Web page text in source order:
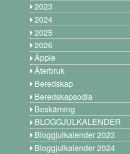
2023
2024
2025
2026
Äpple
Återbruk
Beredskap
Beredskapsodla
Beskärning
BLOGGJULKALENDER
Bloggjulkalender 2023
Bloggjulkalender 2024